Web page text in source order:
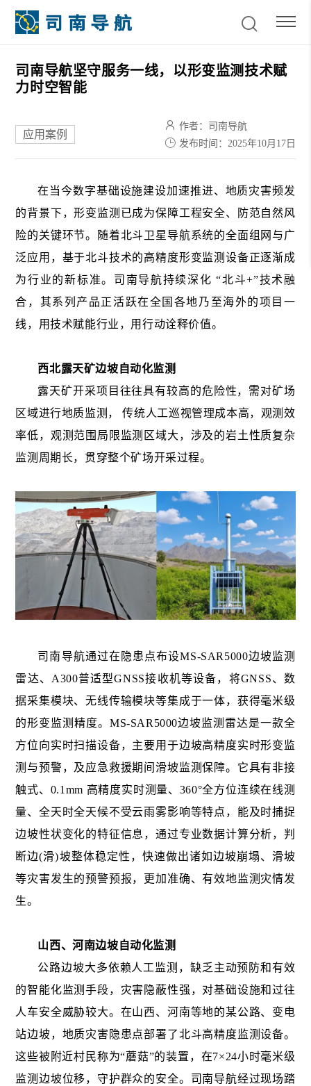
司南导航坚守服务一线，以形变监测技术赋
力时空智能
应用案例
作者：司南导航
发布时间：2025年10月17日
在当今数字基础设施建设加速推进、地质灾害频发
的背景下，形变监测已成为保障工程安全、防范自然风
险的关键环节。随着北斗卫星导航系统的全面组网与广
泛应用，基于北斗技术的高精度形变监测设备正逐渐成
为行业的新标准。司南导航持续深化 “北斗+”技术融
合，其系列产品正活跃在全国各地乃至海外的项目一
线，用技术赋能行业，用行动诠释价值。
西北露天矿边坡自动化监测
露天矿开采项目往往具有较高的危险性，需对矿场
区域进行地质监测， 传统人工巡视管理成本高，观测效
率低，观测范围局限监测区域大，涉及的岩土性质复杂
监测周期长，贯穿整个矿场开采过程。
司南导航通过在隐患点布设MS-SAR5000边坡监测
雷达、A300普适型GNSS接收机等设备，将GNSS、数
据采集模块、无线传输模块等集成于一体，获得毫米级
的形变监测精度。MS-SAR5000边坡监测雷达是一款全
方位向实时扫描设备，主要用于边坡高精度实时形变监
测与预警，及应急救援期间滑坡监测保障。它具有非接
触式、0.1mm 高精度实时测量、360°全方位连续在线测
量、全天时全天候不受云雨雾影响等特点，能及时捕捉
边坡性状变化的特征信息，通过专业数据计算分析，判
断边(滑)坡整体稳定性，快速做出诸如边坡崩塌、滑坡
等灾害发生的预警预报，更加准确、有效地监测灾情发
生。
山西、河南边坡自动化监测
公路边坡大多依赖人工监测，缺乏主动预防和有效
的智能化监测手段，灾害隐蔽性强，对基础设施和过往
人车安全威胁较大。在山西、河南等地的某公路、变电
站边坡，地质灾害隐患点部署了北斗高精度监测设备。
这些被附近村民称为“蘑菇”的装置，在7×24小时毫米级
监测边坡位移，守护群众的安全。司南导航经过现场踏